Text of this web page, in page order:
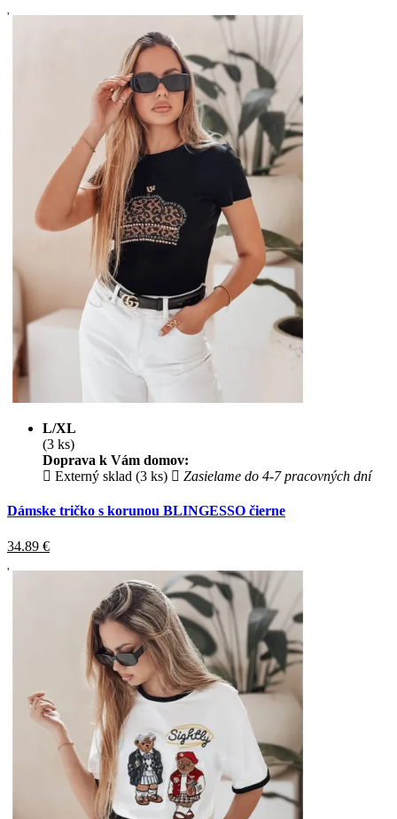
L/XL
(3 ks)
Doprava k Vám domov:
Externý sklad (3 ks)
Zasielame do 4-7 pracovných dní
Dámske tričko s korunou BLINGESSO čierne
34.89 €